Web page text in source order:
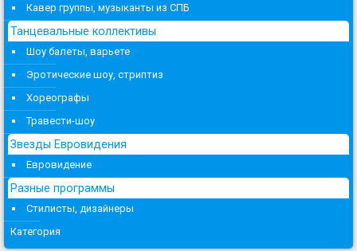
Кавер группы, музыканты из СПБ
Танцевальные коллективы
Шоу балеты, варьете
Эротические шоу, стриптиз
Хореографы
Травести-шоу
Звезды Евровидения
Евровидение
Разные программы
Стилисты, дизайнеры
Категория